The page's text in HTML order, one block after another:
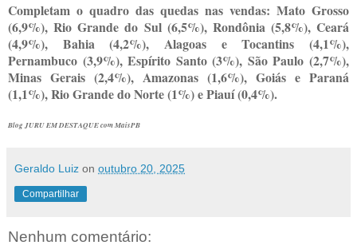
Completam o quadro das quedas nas vendas: Mato Grosso
(6,9%), Rio Grande do Sul (6,5%), Rondônia (5,8%), Ceará
(4,9%), Bahia (4,2%), Alagoas e Tocantins (4,1%),
Pernambuco (3,9%), Espírito Santo (3%), São Paulo (2,7%),
Minas Gerais (2,4%), Amazonas (1,6%), Goiás e Paraná
(1,1%), Rio Grande do Norte (1%) e Piauí (0,4%).
Blog JURU EM DESTAQUE com MaisPB
Geraldo Luiz on outubro 20, 2025
Compartilhar
Nenhum comentário: